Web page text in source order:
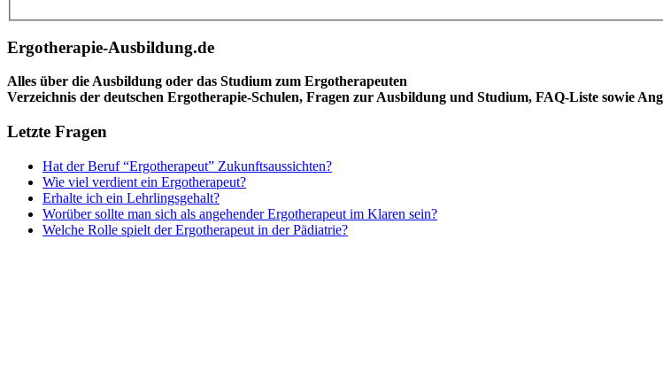
Ergotherapie-Ausbildung.de
Alles über die Ausbildung oder das Studium zum Ergotherapeuten
Verzeichnis der deutschen Ergotherapie-Schulen, Fragen zur Ausbildung und Studium, FAQ-Liste sowie
Letzte Fragen
Hat der Beruf “Ergotherapeut” Zukunftsaussichten?
Wie viel verdient ein Ergotherapeut?
Erhalte ich ein Lehrlingsgehalt?
Worüber sollte man sich als angehender Ergotherapeut im Klaren sein?
Welche Rolle spielt der Ergotherapeut in der Pädiatrie?